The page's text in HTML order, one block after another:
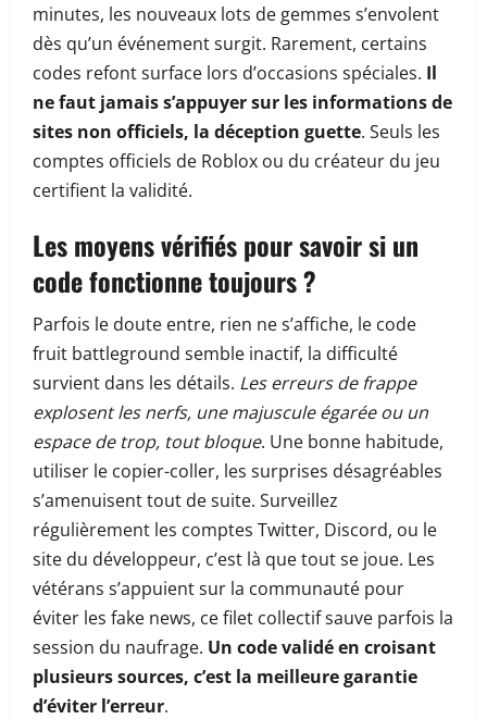
minutes, les nouveaux lots de gemmes s’envolent
dès qu’un événement surgit. Rarement, certains
codes refont surface lors d’occasions spéciales. Il
ne faut jamais s’appuyer sur les informations de
sites non officiels, la déception guette. Seuls les
comptes officiels de Roblox ou du créateur du jeu
certifient la validité.
Les moyens vérifiés pour savoir si un
code fonctionne toujours ?
Parfois le doute entre, rien ne s’affiche, le code
fruit battleground semble inactif, la difficulté
survient dans les détails. Les erreurs de frappe
explosent les nerfs, une majuscule égarée ou un
espace de trop, tout bloque. Une bonne habitude,
utiliser le copier-coller, les surprises désagréables
s’amenuisent tout de suite. Surveillez
régulièrement les comptes Twitter, Discord, ou le
site du développeur, c’est là que tout se joue. Les
vétérans s’appuient sur la communauté pour
éviter les fake news, ce filet collectif sauve parfois la
session du naufrage. Un code validé en croisant
plusieurs sources, c’est la meilleure garantie
d’éviter l’erreur.